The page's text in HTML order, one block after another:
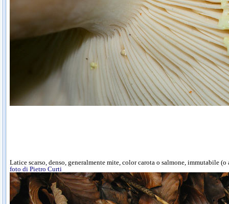
Latice scarso, denso, generalmente mite, color carota o salmone, immutabile
foto di Pietro Curti